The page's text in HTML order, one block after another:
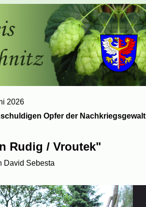
2026
Opfer der Nachkriegsgewalt
Rudig / Vroutek"
David Sebesta